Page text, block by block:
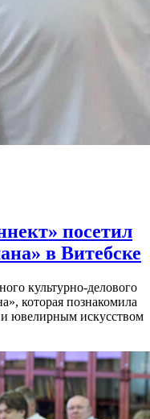
посетил
в Витебске
культурно-делового
которая познакомила
ювелирным искусством